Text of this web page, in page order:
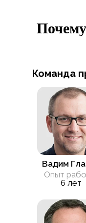
Команда
Вадим
Опыт
6 лет